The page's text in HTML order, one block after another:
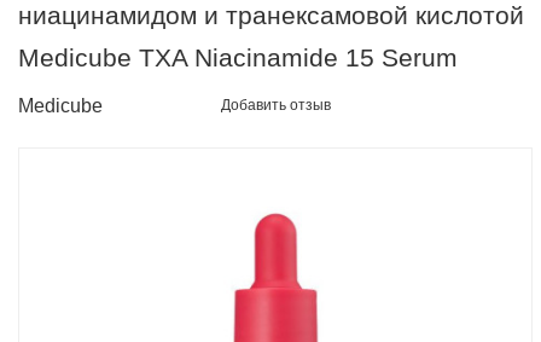
ниацинамидом и транексамовой кислотой
Medicube TXA Niacinamide 15 Serum
Medicube Добавить отзыв